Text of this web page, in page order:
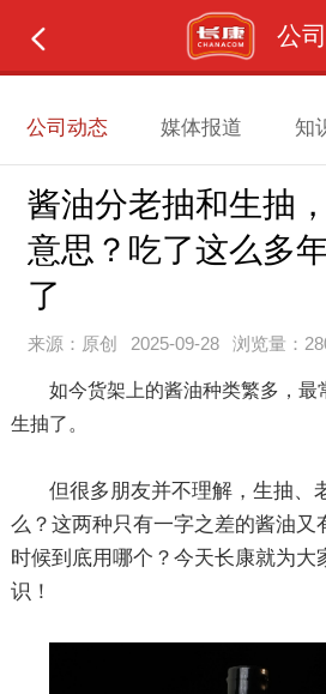
公
公司动态 媒体报道 知
酱油分老抽和生抽
意思？吃了这么多
了
来源：原创 2025-09-28 浏览量：
如今货架上的酱油种类繁多，最
生抽了。
但很多朋友并不理解，生抽、
么？这两种只有一字之差的酱油又
时候到底用哪个？今天长康就为大
识！